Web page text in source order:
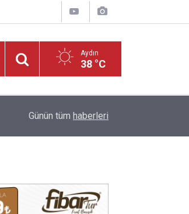
Aydın
38 °C
Aydın’da yeni mahsul kuru incir tezgâhta:
Günün tüm haberleri